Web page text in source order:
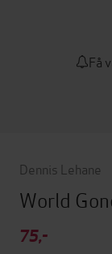
Få
Dennis Lehane
World
75,-